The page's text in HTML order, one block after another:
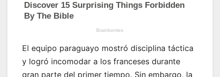
El equipo paraguayo mostró disciplina táctica
y logró incomodar a los franceses durante
gran parte del primer tiempo. Sin embargo, la